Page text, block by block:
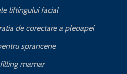
liftingului facial
de corectare a pleoapei
sprancene
mamar